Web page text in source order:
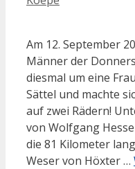
Am 12. September
Männer der
diesmal um eine
Sättel und machte
auf zwei Rädern!
von Wolfgang
die 81 Kilometer
Weser von Höxter …